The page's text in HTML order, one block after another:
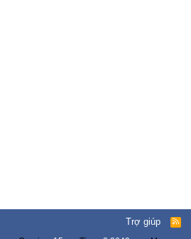
Trợ giúp
R